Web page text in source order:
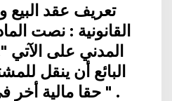
تعريف عقد
المدني على الآتي
البائع أن ينقل
حقا مالية أخر في مقابل ثمن نقدي " .